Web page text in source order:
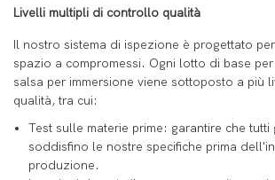
Livelli multipli di controllo qualità
Il nostro sistema di ispezione è progettato
spazio a compromessi. Ogni lotto di base
salsa per immersione viene sottoposto a più
qualità, tra cui:
Test sulle materie prime: garantire che tutti
soddisfino le nostre specifiche prima
produzione.